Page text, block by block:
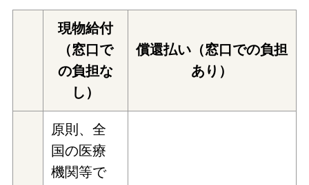
現物給付
（窓口で
の負担な
し）
償還払い（窓口での負担
あり）
原則、全
国の医療
機関等で